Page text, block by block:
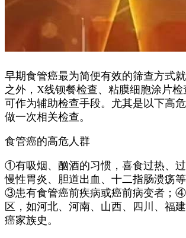
早期食管癌最为简便有效的筛查方式
之外，X线钡餐检查、粘膜细胞涂片
可作为辅助检查手段。尤其是以下高
做一次相关检查。
食管癌的高危人群
①有吸烟、酗酒的习惯，喜食过热、
慢性胃炎、胆道出血、十二指肠溃疡
③患有食管癌前疾病或癌前病变者；
区，如河北、河南、山西、四川、福
癌家族史。